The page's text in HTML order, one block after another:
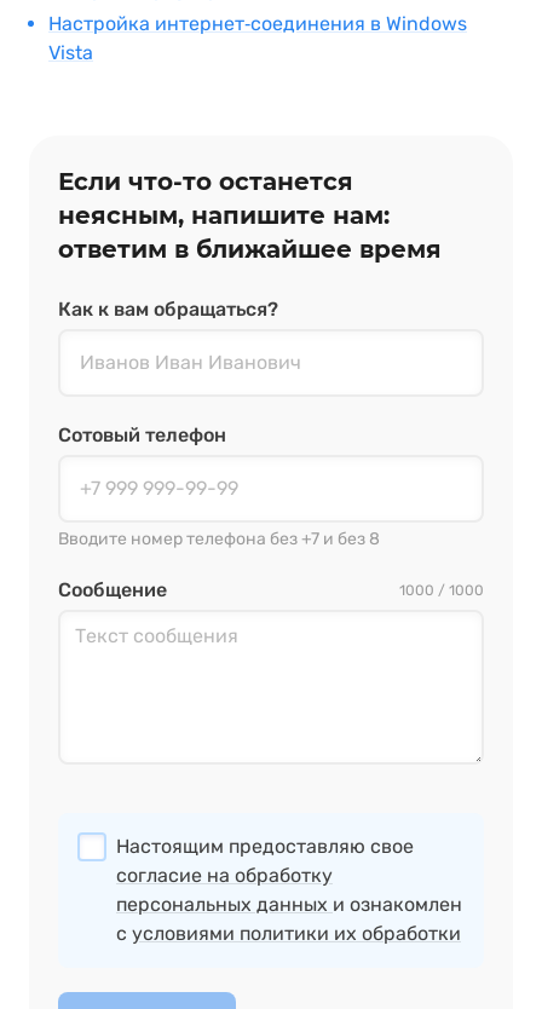
Настройка интернет‑соединения в Windows
Vista
Если что‑то останется
неясным, напишите нам:
ответим в ближайшее время
Как к вам обращаться?
Сотовый телефон
Вводите номер телефона без +7 и без 8
Сообщение 1000 / 1000
Настоящим предоставляю свое
согласие на обработку
персональных данных и ознакомлен
с условиями политики их обработки